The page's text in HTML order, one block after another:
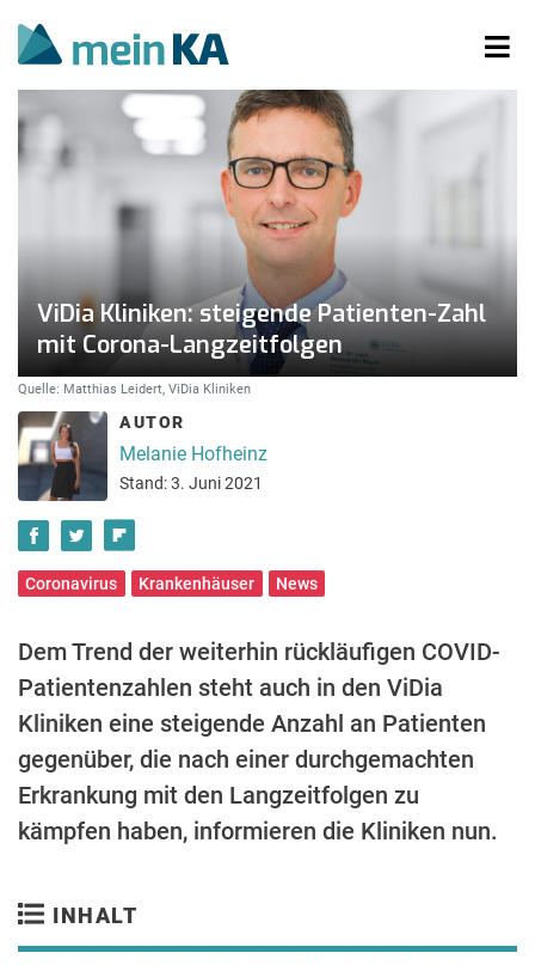
ViDia Kliniken: steigende Patienten-Zahl
mit Corona-Langzeitfolgen
Quelle: Matthias Leidert, ViDia Kliniken
AUTOR
Melanie Hofheinz
Stand: 3. Juni 2021
Coronavirus Krankenhäuser News
Dem Trend der weiterhin rückläufigen COVID-
Patientenzahlen steht auch in den ViDia
Kliniken eine steigende Anzahl an Patienten
gegenüber, die nach einer durchgemachten
Erkrankung mit den Langzeitfolgen zu
kämpfen haben, informieren die Kliniken nun.
INHALT